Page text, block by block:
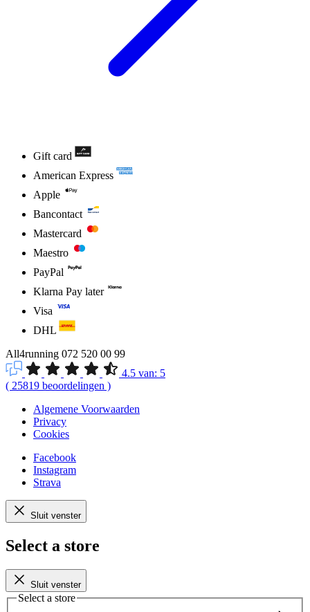
Gift card
American Express
Apple
Bancontact
Mastercard
Maestro
PayPal
Klarna Pay later
Visa
DHL
All4running 072 520 00 99
4.5 van: 5
( 25819 beoordelingen )
Algemene Voorwaarden
Privacy
Cookies
Facebook
Instagram
Strava
Sluit venster
Select a store
Sluit venster
Select a store